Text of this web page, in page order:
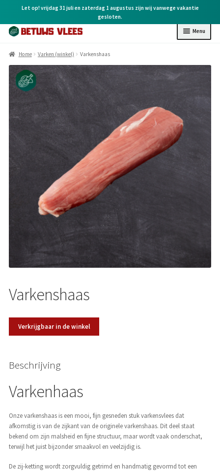
Let op! vrijdag 31 juli en zaterdag 1 augustus zijn wij vanwege vakantie
gesloten.
Menu
Home
Kip (online)
Rund (winkel)
Varken (winkel)
BBQ (winkel)
Kruiden & overige
Cadeaubonnen
Home Varken (winkel) Varkenshaas
Varkenshaas
Verkrijgbaar in de winkel
Beschrijving
Varkenhaas
Onze varkenshaas is een mooi, fijn gesneden stuk varkensvlees dat
afkomstig is van de zijkant van de originele varkenshaas. Dit deel staat
bekend om zijn malsheid en fijne structuur, maar wordt vaak onderschat,
terwijl het juist bijzonder smaakvol en veelzijdig is.
De zij-ketting wordt zorgvuldig getrimd en handmatig gevormd tot een